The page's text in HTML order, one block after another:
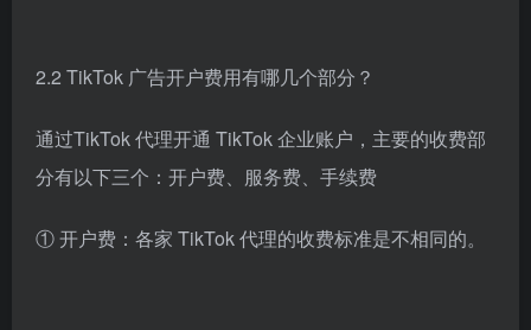
2.2 TikTok 广告开户费用有哪几个部分？
通过TikTok 代理开通 TikTok 企业账户，主要的收费部
分有以下三个：开户费、服务费、手续费
① 开户费：各家 TikTok 代理的收费标准是不相同的。